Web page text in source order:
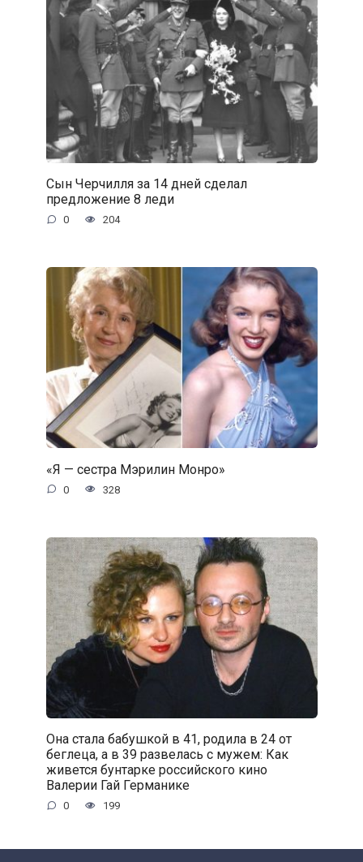
Сын Черчилля за 14 дней сделал
предложение 8 леди
0 204
«Я — сестра Мэрилин Монро»
0 328
Она стала бабушкой в 41, родила в 24 от
беглеца, а в 39 развелась с мужем: Как
живется бунтарке российского кино
Валерии Гай Германике
0 199